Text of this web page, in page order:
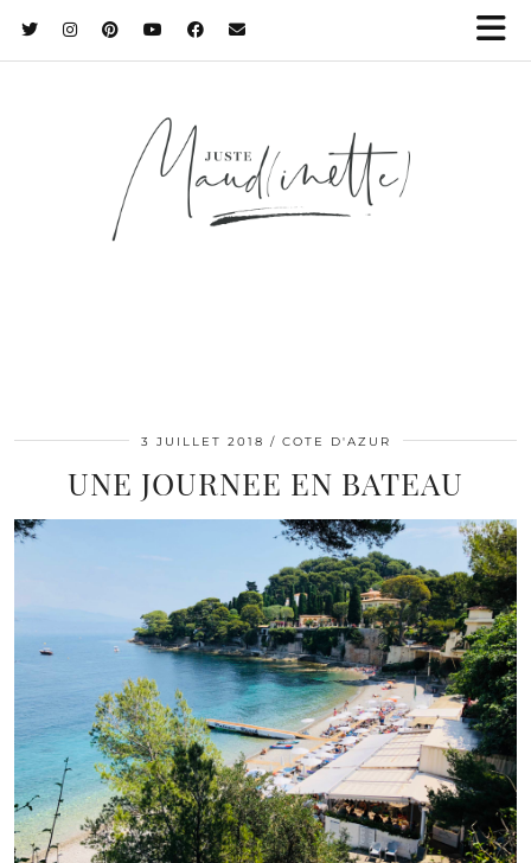
3 JUILLET 2018 COTE D'AZUR
UNE JOURNEE EN BATEAU